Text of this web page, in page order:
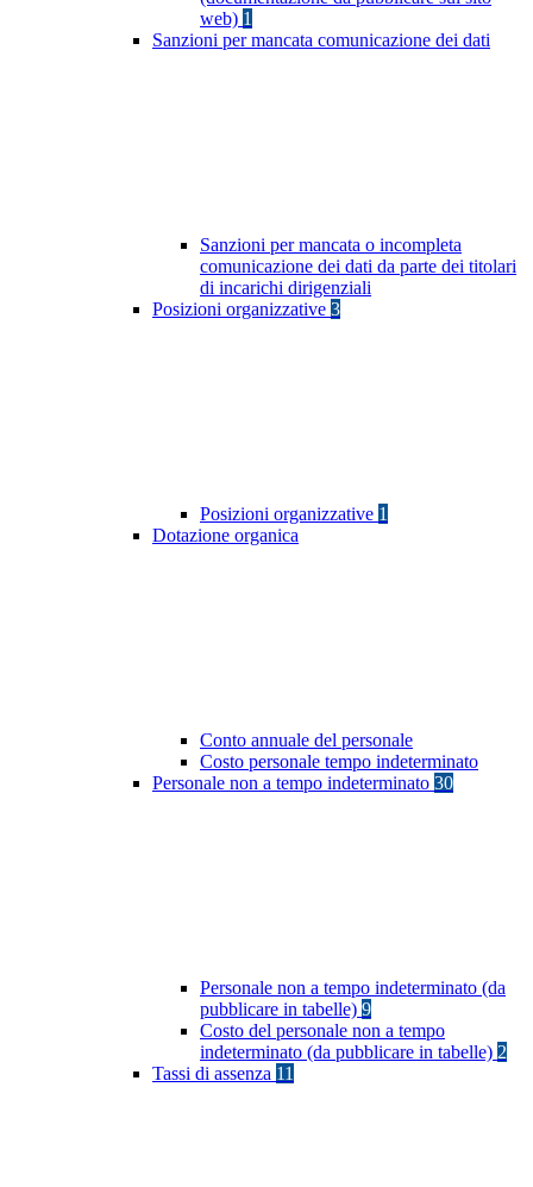
web) 1
Sanzioni per mancata comunicazione dei dati
Sanzioni per mancata o incompleta
comunicazione dei dati da parte dei titolari
di incarichi dirigenziali
Posizioni organizzative 3
Posizioni organizzative 1
Dotazione organica
Conto annuale del personale
Costo personale tempo indeterminato
Personale non a tempo indeterminato 30
Personale non a tempo indeterminato (da
pubblicare in tabelle) 9
Costo del personale non a tempo
indeterminato (da pubblicare in tabelle) 2
Tassi di assenza 11